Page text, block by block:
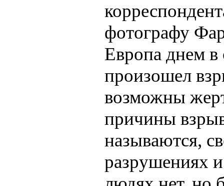
фотографу
Европа днем в
произошел
возможны
причины
называются,
разрушениях